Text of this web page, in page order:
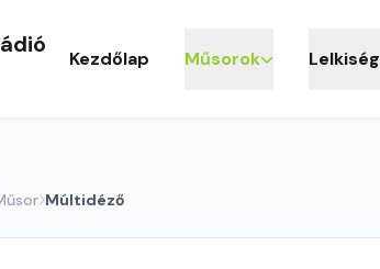
Kezdőlap Műsorok Lelkiség
Múltidéző